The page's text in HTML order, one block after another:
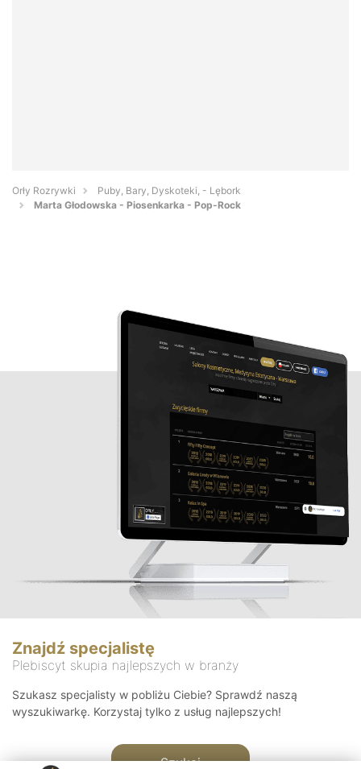
Orły Rozrywki
Puby, Bary, Dyskoteki, - Lębork
Marta Głodowska - Piosenkarka - Pop-Rock
Znajdź specjalistę
Plebiscyt skupia najlepszych w branży
Szukasz specjalisty w pobliżu Ciebie? Sprawdź naszą
wyszukiwarkę. Korzystaj tylko z usług najlepszych!
Szukaj